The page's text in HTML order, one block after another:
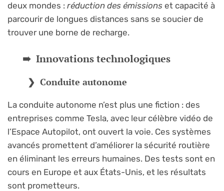
deux mondes : réduction des émissions et capacité à
parcourir de longues distances sans se soucier de
trouver une borne de recharge.
Innovations technologiques
Conduite autonome
La conduite autonome n’est plus une fiction : des
entreprises comme Tesla, avec leur célèbre vidéo de
l’Espace Autopilot, ont ouvert la voie. Ces systèmes
avancés promettent d’améliorer la sécurité routière
en éliminant les erreurs humaines. Des tests sont en
cours en Europe et aux États-Unis, et les résultats
sont prometteurs.